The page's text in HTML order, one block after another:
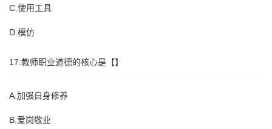
C.使用工具
D.模仿
17.教师职业道德的核心是【】
A.加强自身修养
B.爱岗敬业